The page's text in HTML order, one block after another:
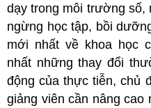
dạy trong môi trường số,
ngừng học tập, bồi
mới nhất về khoa học
nhất những thay đổi
động của thực tiễn, chủ
giảng viên cần nâng cao